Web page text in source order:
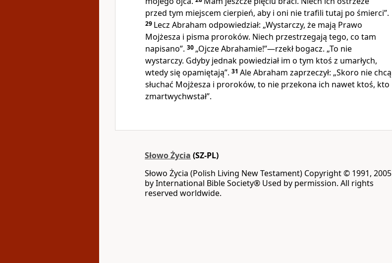
przed tym miejscem cierpień, aby i oni nie trafili tutaj po śmierci”.
29 Lecz Abraham odpowiedział: „Wystarczy, że mają Prawo
Mojżesza i pisma proroków. Niech przestrzegają tego, co tam
napisano”. 30 „Ojcze Abrahamie!”—rzekł bogacz. „To nie
wystarczy. Gdyby jednak powiedział im o tym ktoś z umarłych,
wtedy się opamiętają”. 31 Ale Abraham zaprzeczył: „Skoro nie chcą
słuchać Mojżesza i proroków, to nie przekona ich nawet ktoś, kto
zmartwychwstał”.
Słowo Życia (SZ-PL)
Słowo Życia (Polish Living New Testament) Copyright © 1991, 2005
by International Bible Society® Used by permission. All rights
reserved worldwide.